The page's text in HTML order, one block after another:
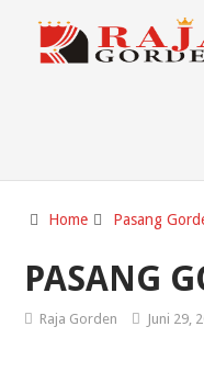
Home Pasang
PASANG
Raja Gorden Juni 29,